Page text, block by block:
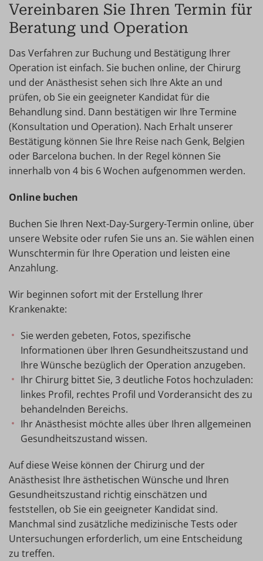
Vereinbaren Sie Ihren Termin für
Beratung und Operation
Das Verfahren zur Buchung und Bestätigung Ihrer
Operation ist einfach. Sie buchen online, der Chirurg
und der Anästhesist sehen sich Ihre Akte an und
prüfen, ob Sie ein geeigneter Kandidat für die
Behandlung sind. Dann bestätigen wir Ihre Termine
(Konsultation und Operation). Nach Erhalt unserer
Bestätigung können Sie Ihre Reise nach Genk, Belgien
oder Barcelona buchen. In der Regel können Sie
innerhalb von 4 bis 6 Wochen aufgenommen werden.
Online buchen
Buchen Sie Ihren Next-Day-Surgery-Termin online, über
unsere Website oder rufen Sie uns an. Sie wählen einen
Wunschtermin für Ihre Operation und leisten eine
Anzahlung.
Wir beginnen sofort mit der Erstellung Ihrer
Krankenakte:
Sie werden gebeten, Fotos, spezifische
Informationen über Ihren Gesundheitszustand und
Ihre Wünsche bezüglich der Operation anzugeben.
Ihr Chirurg bittet Sie, 3 deutliche Fotos hochzuladen:
linkes Profil, rechtes Profil und Vorderansicht des zu
behandelnden Bereichs.
Ihr Anästhesist möchte alles über Ihren allgemeinen
Gesundheitszustand wissen.
Auf diese Weise können der Chirurg und der
Anästhesist Ihre ästhetischen Wünsche und Ihren
Gesundheitszustand richtig einschätzen und
feststellen, ob Sie ein geeigneter Kandidat sind.
Manchmal sind zusätzliche medizinische Tests oder
Untersuchungen erforderlich, um eine Entscheidung
zu treffen.